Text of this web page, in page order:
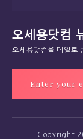
오세용닷컴
오세용닷컴을 메일로
Copyright